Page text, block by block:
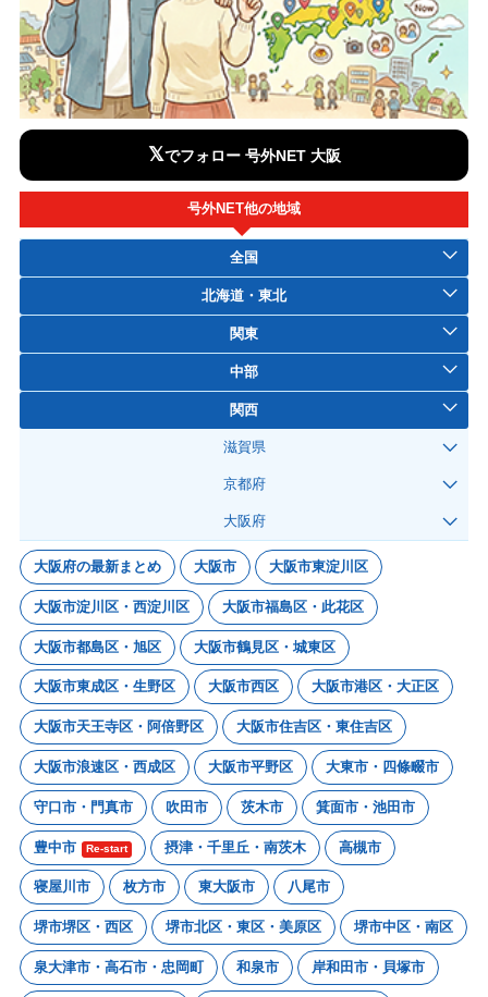
𝕏でフォロー 号外NET 大阪
号外NET他の地域
全国
北海道・東北
関東
中部
関西
滋賀県
京都府
大阪府
大阪府の最新まとめ 大阪市 大阪市東淀川区
大阪市淀川区・西淀川区 大阪市福島区・此花区
大阪市都島区・旭区 大阪市鶴見区・城東区
大阪市東成区・生野区 大阪市西区 大阪市港区・大正区
大阪市天王寺区・阿倍野区 大阪市住吉区・東住吉区
大阪市浪速区・西成区 大阪市平野区 大東市・四條畷市
守口市・門真市 吹田市 茨木市 箕面市・池田市
豊中市 Re-start 摂津・千里丘・南茨木 高槻市
寝屋川市 枚方市 東大阪市 八尾市
堺市堺区・西区 堺市北区・東区・美原区 堺市中区・南区
泉大津市・高石市・忠岡町 和泉市 岸和田市・貝塚市